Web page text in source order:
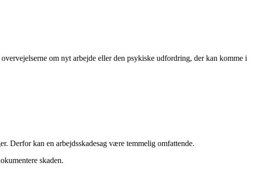
om nyt arbejde eller den psykiske udfordring, der kan komme i
Derfor kan en arbejdsskadesag være temmelig omfattende.
skaden.